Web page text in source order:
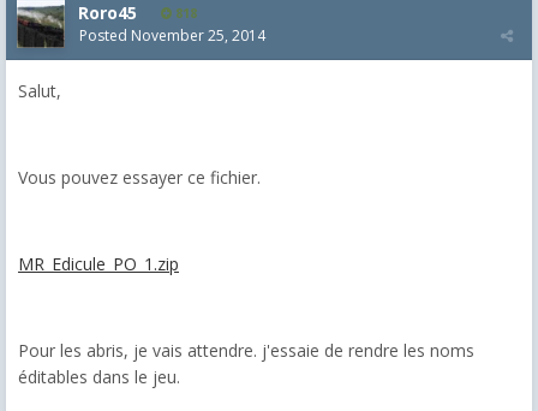
Roro45 818
Posted November 25, 2014
Salut,
Vous pouvez essayer ce fichier.
MR_Edicule_PO_1.zip
Pour les abris, je vais attendre. j'essaie de rendre les noms
éditables dans le jeu.